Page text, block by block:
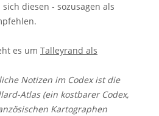
diesen - sozusagen als
es um Talleyrand als
Notizen im Codex ist die
Atlas (ein kostbarer Codex,
Kartographen